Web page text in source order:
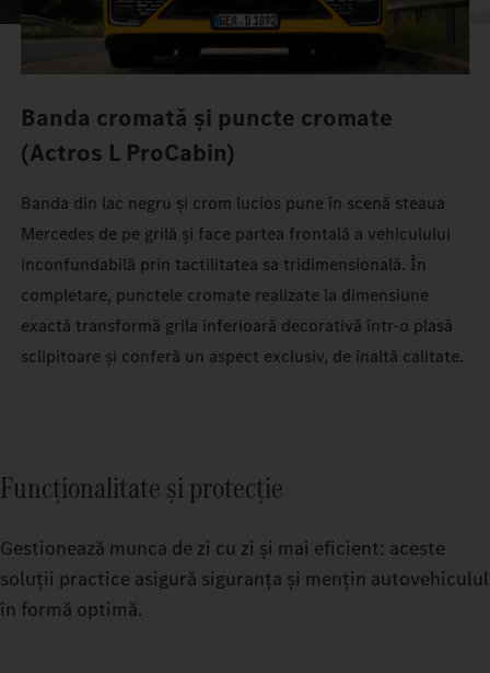
Banda cromată și puncte cromate
(Actros L ProCabin)
Banda din lac negru și crom lucios pune în scenă steaua
Mercedes de pe grilă și face partea frontală a vehiculului
inconfundabilă prin tactilitatea sa tridimensională. În
completare, punctele cromate realizate la dimensiune
exactă transformă grila inferioară decorativă într‑o plasă
sclipitoare și conferă un aspect exclusiv, de înaltă calitate.
Funcționalitate și protecție
Gestionează munca de zi cu zi și mai eficient: aceste
soluții practice asigură siguranța și mențin autovehiculul
în formă optimă.